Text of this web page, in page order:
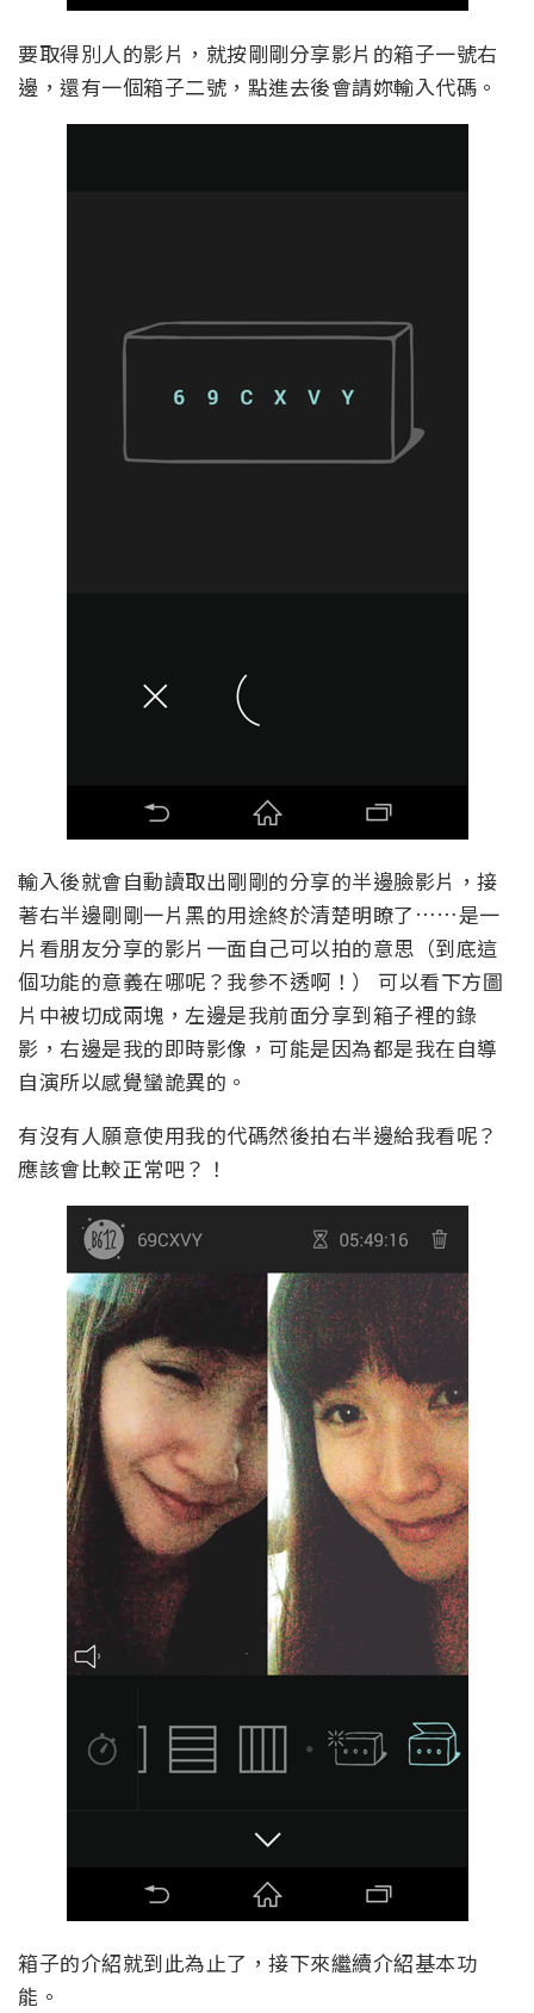
要取得別人的影片，就按剛剛分享影片的箱子一號右
邊，還有一個箱子二號，點進去後會請妳輸入代碼。
輸入後就會自動讀取出剛剛的分享的半邊臉影片，接
著右半邊剛剛一片黑的用途終於清楚明瞭了……是一
片看朋友分享的影片一面自己可以拍的意思（到底這
個功能的意義在哪呢？我參不透啊！） 可以看下方圖
片中被切成兩塊，左邊是我前面分享到箱子裡的錄
影，右邊是我的即時影像，可能是因為都是我在自導
自演所以感覺蠻詭異的。
有沒有人願意使用我的代碼然後拍右半邊給我看呢？
應該會比較正常吧？！
箱子的介紹就到此為止了，接下來繼續介紹基本功
能。